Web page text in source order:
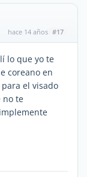
hace 14 años #17
lo que yo te
coreano en
el visado
no te